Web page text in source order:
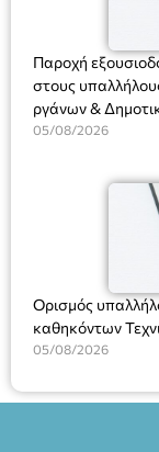
ΘΕΑΤΡΙΚΕΣ
Παροχή
στους
ργάνων &
Υπηρεσιών για
(Ν. 5314/2026).»
05/08/2026
Ορισμός
καθηκόντων
05/08/2026